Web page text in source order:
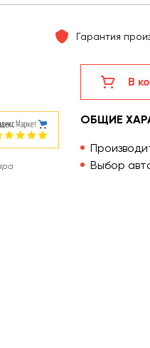
Гарантия
В
ОБЩИЕ
Выбор